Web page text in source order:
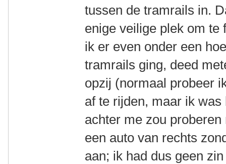
tussen de tramrails in.
enige veilige plek om te
ik er even onder een
tramrails ging, deed
opzij (normaal probeer
af te rijden, maar ik
achter me zou
een auto van rechts
aan; ik had dus geen